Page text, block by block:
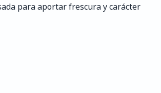
para aportar frescura y carácter